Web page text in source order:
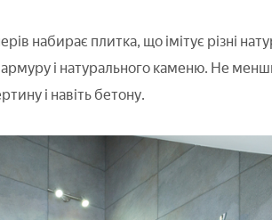
набирає плитка, що імітує різні
і натурального каменю. Не
і навіть бетону.